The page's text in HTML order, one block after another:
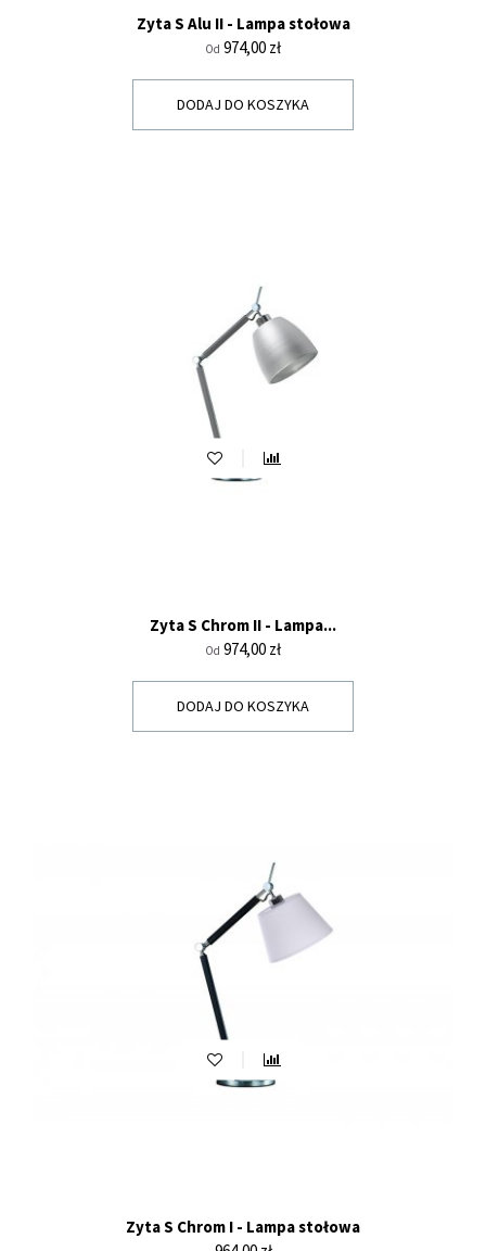
Zyta S Alu II - Lampa stołowa
Od Cena
974,00 zł
DODAJ DO KOSZYKA
Zyta S Chrom II - Lampa...
Od Cena
974,00 zł
DODAJ DO KOSZYKA
Zyta S Chrom I - Lampa stołowa